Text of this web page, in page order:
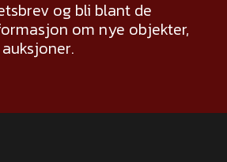
og bli blant de
om nye objekter,